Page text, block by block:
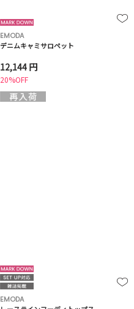
EMODA
デニムキャミサロペット
12,144 円
20%OFF
EMODA